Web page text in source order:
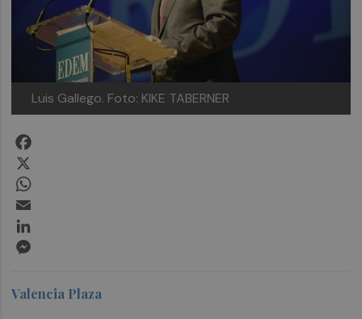
Luis Gallego. Foto: KIKE TABERNER
Valencia Plaza